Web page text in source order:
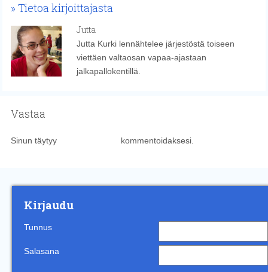
Tietoa kirjoittajasta
Jutta
Jutta Kurki lennähtelee järjestöstä toiseen
viettäen valtaosan vapaa-ajastaan
jalkapallokentillä.
Vastaa
Sinun täytyy kommentoidaksesi.
Kirjaudu
Tunnus
Salasana